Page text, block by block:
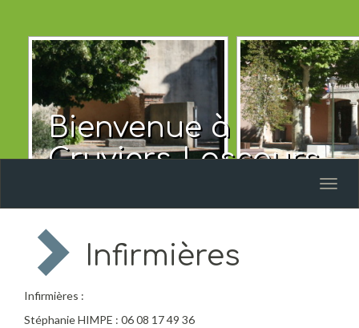
Bienvenue à
Cruviers-Lascours
Infirmières
Infirmières :
Stéphanie HIMPE : 06 08 17 49 36